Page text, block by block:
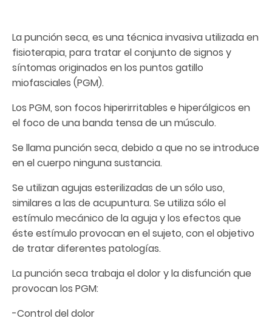
La punción seca, es una técnica invasiva utilizada en
fisioterapia, para tratar el conjunto de signos y
síntomas originados en los puntos gatillo
miofasciales (PGM).
Los PGM, son focos hiperirritables e hiperálgicos en
el foco de una banda tensa de un músculo.
Se llama punción seca, debido a que no se introduce
en el cuerpo ninguna sustancia.
Se utilizan agujas esterilizadas de un sólo uso,
similares a las de acupuntura. Se utiliza sólo el
estímulo mecánico de la aguja y los efectos que
éste estímulo provocan en el sujeto, con el objetivo
de tratar diferentes patologías.
La punción seca trabaja el dolor y la disfunción que
provocan los PGM:
-Control del dolor